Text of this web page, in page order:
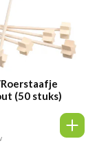
(50 stuks)